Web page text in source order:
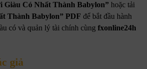
Giàu Có Nhất Thành Babylon” hoặc tải
Thành Babylon” PDF để bắt đầu hành
có và quản lý tài chính cùng fxonline24h
giả